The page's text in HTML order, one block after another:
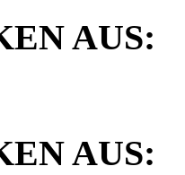
AUS:
AUS: